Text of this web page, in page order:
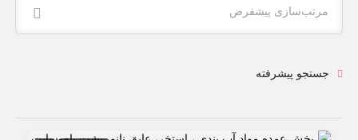
مرتب‌سازی پیشفرض
جستجو پیشرفته